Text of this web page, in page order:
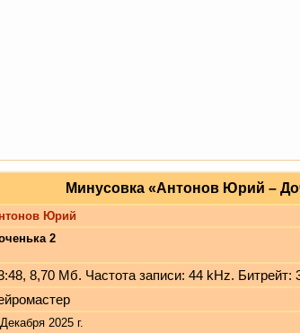
Минусовка «Антонов Юрий –
Юрий
2
8,70 Мб. Частота записи: 44 kHz. Битрейт:
2025 г.